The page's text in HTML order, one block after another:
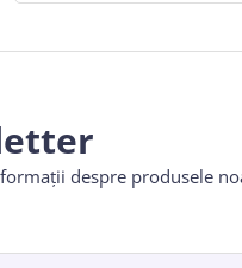
despre produsele